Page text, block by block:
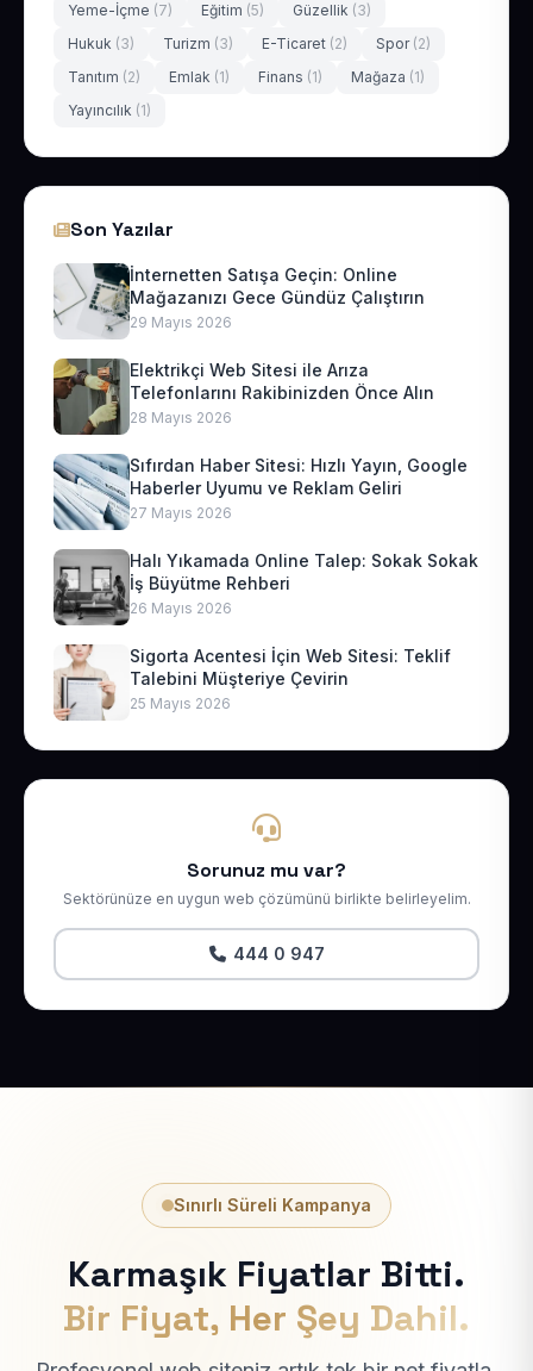
Yeme-İçme (7) Eğitim (5) Güzellik (3)
Hukuk (3) Turizm (3) E-Ticaret (2) Spor (2)
Tanıtım (2) Emlak (1) Finans (1) Mağaza (1)
Yayıncılık (1)
Son Yazılar
İnternetten Satışa Geçin: Online
Mağazanızı Gece Gündüz Çalıştırın
29 Mayıs 2026
Elektrikçi Web Sitesi ile Arıza
Telefonlarını Rakibinizden Önce Alın
28 Mayıs 2026
Sıfırdan Haber Sitesi: Hızlı Yayın, Google
Haberler Uyumu ve Reklam Geliri
27 Mayıs 2026
Halı Yıkamada Online Talep: Sokak Sokak
İş Büyütme Rehberi
26 Mayıs 2026
Sigorta Acentesi İçin Web Sitesi: Teklif
Talebini Müşteriye Çevirin
25 Mayıs 2026
Sorunuz mu var?
Sektörünüze en uygun web çözümünü birlikte belirleyelim.
444 0 947
Sınırlı Süreli Kampanya
Karmaşık Fiyatlar Bitti.
Bir Fiyat, Her Şey Dahil.